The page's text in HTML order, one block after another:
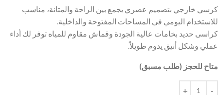
كرسي خارجي بتصميم عصري يجمع بين الراحة والمتانة، مناسب
للاستخدام اليومي في المساحات المفتوحة والداخلية.
كراسى حديد بخامات عالية الجودة وقماش مقاوم للمياه توفر لك أداء
عملي وشكل أنيق يدوم طويلاً.
متاح للحجز (طلب مسبق)